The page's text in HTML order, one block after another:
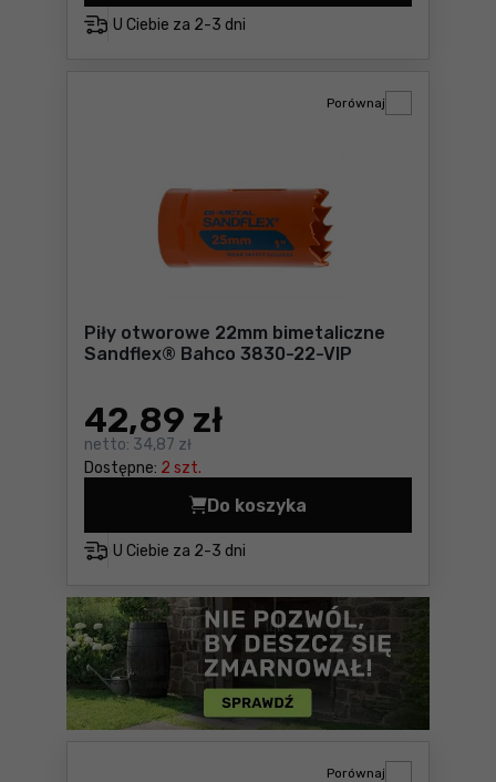
U Ciebie za 2-3 dni
Piły otworowe 22mm bimetaliczne
Sandflex® Bahco 3830-22-VIP
42,89 zł
netto: 34,87 zł
Dostępne: 2 szt.
Porównaj
U Ciebie za 2-3 dni
Do koszyka
Piły otworowe 22mm
Porównaj